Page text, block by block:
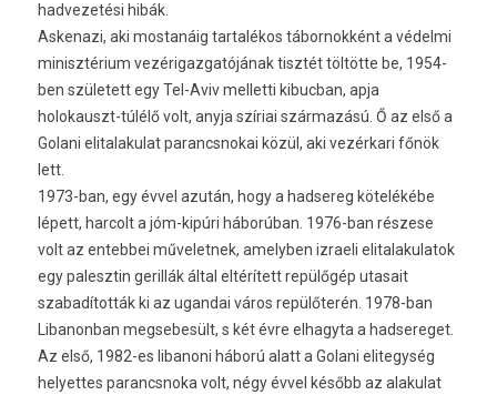
hadvezetési hibák.
Askenazi, aki mostanáig tartalékos tábornokként a védelmi
minisztérium vezérigazgatójának tisztét töltötte be, 1954-
ben született egy Tel-Aviv melletti kibucban, apja
holokauszt-túlélő volt, anyja szíriai származású. Ő az első a
Golani elitalakulat parancsnokai közül, aki vezérkari főnök
lett.
1973-ban, egy évvel azután, hogy a hadsereg kötelékébe
lépett, harcolt a jóm-kipúri háborúban. 1976-ban részese
volt az entebbei műveletnek, amelyben izraeli elitalakulatok
egy palesztin gerillák által eltérített repülőgép utasait
szabadították ki az ugandai város repülőterén. 1978-ban
Libanonban megsebesült, s két évre elhagyta a hadsereget.
Az első, 1982-es libanoni háború alatt a Golani elitegység
helyettes parancsnoka volt, négy évvel később az alakulat